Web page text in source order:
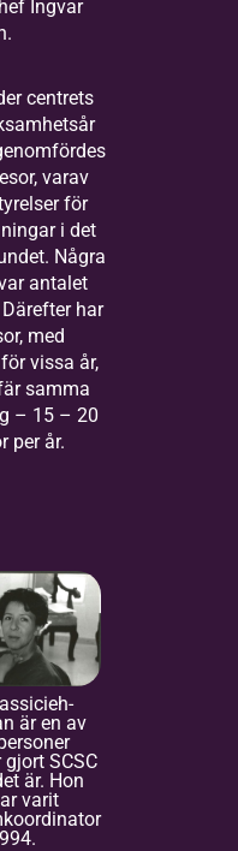
Ingvar
centrets
varav
för
i det
Några
antalet
har
med
vissa år,
samma
– 15 – 20
per år.
är en av
SCSC
är. Hon
varit